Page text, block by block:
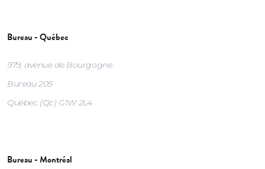
Bureau - Québec
979, avenue de Bourgogne
Bureau 205
Québec (Qc) G1W 2L4
Bureau - Montréal